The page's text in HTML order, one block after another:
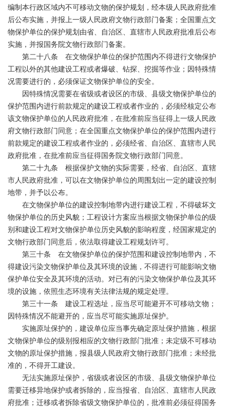
编制本行政区域内不可移动文物的保护规划，经本级人民政府批准
后公布实施，并报上一级人民政府文物行政部门备案；全国重点文
物保护单位的保护规划由省、自治区、直辖市人民政府批准后公布
实施，并报国务院文物行政部门备案。
第二十八条 在文物保护单位的保护范围内不得进行文物保护
工程以外的其他建设工程或者爆破、钻探、挖掘等作业；因特殊情
况需要进行的，必须保证文物保护单位的安全。
因特殊情况需要在省级或者设区的市级、县级文物保护单位的
保护范围内进行前款规定的建设工程或者作业的，必须经核定公布
该文物保护单位的人民政府批准，在批准前应当征得上一级人民政
府文物行政部门同意；在全国重点文物保护单位的保护范围内进行
前款规定的建设工程或者作业的，必须经省、自治区、直辖市人民
政府批准，在批准前应当征得国务院文物行政部门同意。
第二十九条 根据保护文物的实际需要，经省、自治区、直辖
市人民政府批准，可以在文物保护单位的周围划出一定的建设控制
地带，并予以公布。
在文物保护单位的建设控制地带内进行建设工程，不得破坏文
物保护单位的历史风貌；工程设计方案应当根据文物保护单位的级
别和建设工程对文物保护单位历史风貌的影响程度，经国家规定的
文物行政部门同意后，依法取得建设工程规划许可。
第三十条 在文物保护单位的保护范围和建设控制地带内，不
得建设污染文物保护单位及其环境的设施，不得进行可能影响文物
保护单位安全及其环境的活动。对已有的污染文物保护单位及其环
境的设施，依照生态环境有关法律法规的规定处理。
第三十一条 建设工程选址，应当尽可能避开不可移动文物；
因特殊情况不能避开的，应当尽可能实施原址保护。
实施原址保护的，建设单位应当事先确定原址保护措施，根据
文物保护单位的级别报相应的文物行政部门批准；未定级不可移动
文物的原址保护措施，报县级人民政府文物行政部门批准；未经批
准的，不得开工建设。
无法实施原址保护，省级或者设区的市级、县级文物保护单位
需要迁移异地保护或者拆除的，应当报省、自治区、直辖市人民政
府批准；迁移或者拆除省级文物保护单位的，批准前必须征得国务